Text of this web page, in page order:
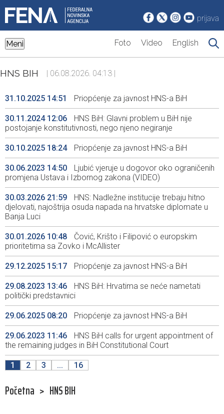
prijava
Meni Foto Video English
HNS BIH | 06.08.2026. 04:13 |
31.10.2025 14:51 Priopćenje za javnost HNS-a BiH
30.11.2024 12:06
HNS BiH: Glavni problem u BiH nije
postojanje konstitutivnosti, nego njeno negiranje
30.10.2025 18:24 Priopćenje za javnost HNS-a BiH
30.06.2023 14:50
Ljubić vjeruje u dogovor oko ograničenih
promjena Ustava i Izbornog zakona (VIDEO)
30.03.2026 21:59
HNS: Nadležne institucije trebaju hitno
djelovati, najoštrija osuda napada na hrvatske diplomate u
Banja Luci
30.01.2026 10:48
Čović, Krišto i Filipović o europskim
prioritetima sa Zovko i McAllister
29.12.2025 15:17 Priopćenje za javnost HNS-a BiH
29.08.2023 13:46
HNS BiH: Hrvatima se neće nametati
politički predstavnici
29.06.2025 08:20 Priopćenje za javnost HNS-a BiH
29.06.2023 11:46
HNS BiH calls for urgent appointment of
the remaining judges in BiH Constitutional Court
1 2 3 ... 16
Početna > HNS BIH